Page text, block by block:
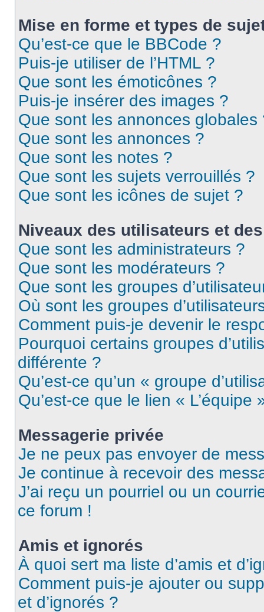
Mise en forme et types de
Qu’est-ce que le BBCode ?
Puis-je utiliser de l’HTML ?
Que sont les émoticônes ?
Puis-je insérer des images ?
Que sont les annonces globales
Que sont les annonces ?
Que sont les notes ?
Que sont les sujets verrouillés ?
Que sont les icônes de sujet ?
Niveaux des utilisateurs et
Que sont les administrateurs ?
Que sont les modérateurs ?
Que sont les groupes
Où sont les groupes
Comment puis-je devenir le
Pourquoi certains groupes
différente ?
Qu’est-ce qu’un « groupe
Qu’est-ce que le lien « L’équipe
Messagerie privée
Je ne peux pas envoyer de
Je continue à recevoir des
J’ai reçu un pourriel ou un
ce forum !
Amis et ignorés
À quoi sert ma liste d’amis et
Comment puis-je ajouter ou
et d’ignorés ?